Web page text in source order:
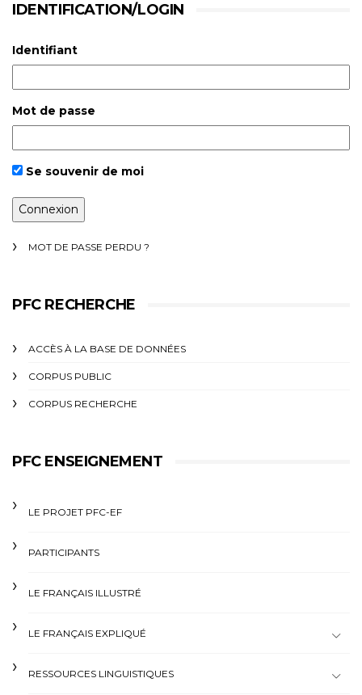
IDENTIFICATION/LOGIN
Identifiant
Mot de passe
Se souvenir de moi
MOT DE PASSE PERDU ?
PFC RECHERCHE
ACCÈS À LA BASE DE DONNÉES
CORPUS PUBLIC
CORPUS RECHERCHE
PFC ENSEIGNEMENT
LE PROJET PFC-EF
PARTICIPANTS
LE FRANÇAIS ILLUSTRÉ
LE FRANÇAIS EXPLIQUÉ
RESSOURCES LINGUISTIQUES